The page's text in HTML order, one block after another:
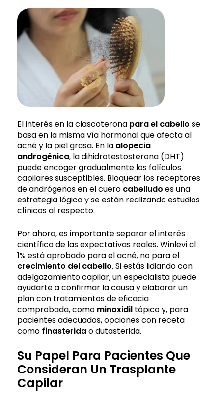
El interés en la clascoterona para el cabello se
basa en la misma vía hormonal que afecta al
acné y la piel grasa. En la alopecia
androgénica, la dihidrotestosterona (DHT)
puede encoger gradualmente los folículos
capilares susceptibles. Bloquear los receptores
de andrógenos en el cuero cabelludo es una
estrategia lógica y se están realizando estudios
clínicos al respecto.
Por ahora, es importante separar el interés
científico de las expectativas reales. Winlevi al
1% está aprobado para el acné, no para el
crecimiento del cabello. Si estás lidiando con
adelgazamiento capilar, un especialista puede
ayudarte a confirmar la causa y elaborar un
plan con tratamientos de eficacia
comprobada, como minoxidil tópico y, para
pacientes adecuados, opciones con receta
como finasteridao dutasterida.
Su Papel Para Pacientes Que
Consideran Un Trasplante
Capilar